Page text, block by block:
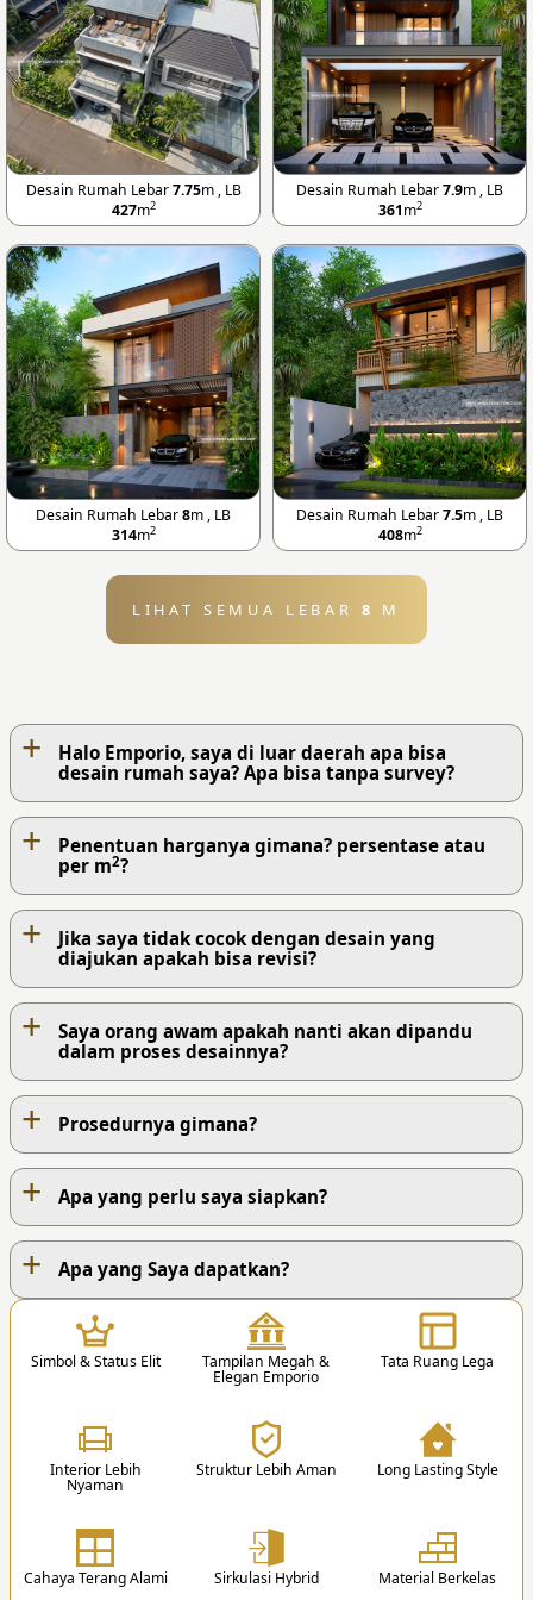
Desain Rumah Lebar7.75m , LB
427m2
Desain Rumah Lebar7.9m , LB
361m2
Desain Rumah Lebar8m , LB
314m2
Desain Rumah Lebar7.5m , LB
408m2
LIHAT SEMUA LEBAR 8 M
+
Halo Emporio, saya di luar daerah apa bisa
desain rumah saya? Apa bisa tanpa survey?
+
Penentuan harganya gimana? persentase atau
per m2?
+
Jika saya tidak cocok dengan desain yang
diajukan apakah bisa revisi?
+
Saya orang awam apakah nanti akan dipandu
dalam proses desainnya?
+ Prosedurnya gimana?
PROSES KERJA KAMI
Anda dapat menghubungi kami via Telp. /
Whatsapp / Email / Form Pemesanan.
+ Apa yang perlu saya siapkan?
Lantai 1 Lantai 2
+ Apa yang Saya dapatkan?
Simbol & Status Elit Tampilan Megah &
Elegan Emporio
Tata Ruang Lega
Interior Lebih
Nyaman
Struktur Lebih Aman Long Lasting Style
Cahaya Terang Alami Sirkulasi Hybrid Material Berkelas